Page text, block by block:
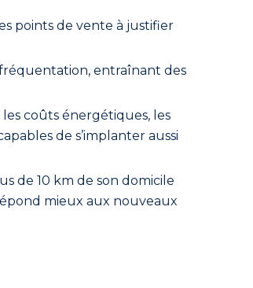
points de vente à justifier
entraînant des
coûts énergétiques, les
de s’implanter aussi
de 10 km de son domicile
mieux aux nouveaux